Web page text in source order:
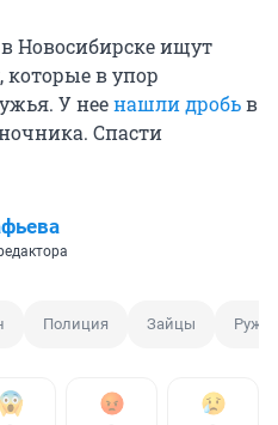
Новосибирске ищут
в упор
У неенашли дробьв
Спасти
Полиция Зайцы Ружье